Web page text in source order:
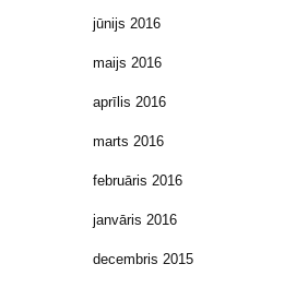
jūnijs 2016
maijs 2016
aprīlis 2016
marts 2016
februāris 2016
janvāris 2016
decembris 2015